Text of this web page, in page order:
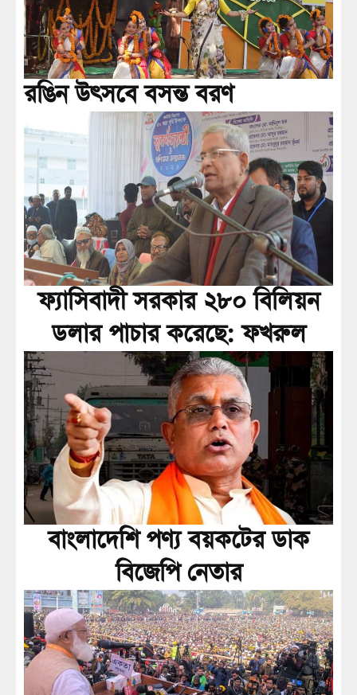
রঙিন উৎসবে বসন্ত বরণ
ফ্যাসিবাদী সরকার ২৮০ বিলিয়ন
ডলার পাচার করেছে: ফখরুল
বাংলাদেশি পণ্য বয়কটের ডাক
বিজেপি নেতার